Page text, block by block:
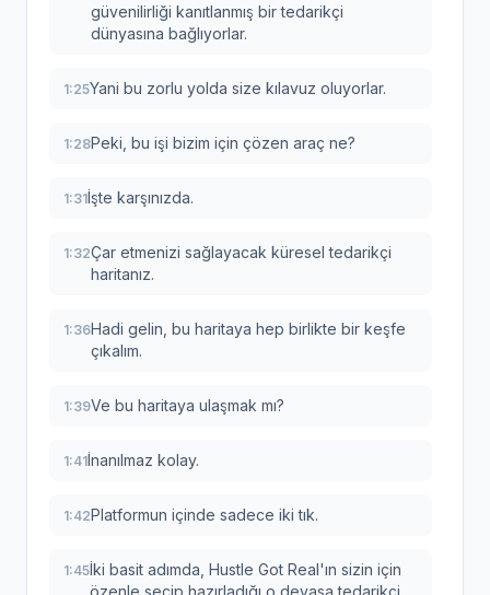
güvenilirliği kanıtlanmış bir tedarikçi
dünyasına bağlıyorlar.
1:25Yani bu zorlu yolda size kılavuz oluyorlar.
1:28Peki, bu işi bizim için çözen araç ne?
1:31İşte karşınızda.
1:32Çar etmenizi sağlayacak küresel tedarikçi
haritanız.
1:36Hadi gelin, bu haritaya hep birlikte bir keşfe
çıkalım.
1:39Ve bu haritaya ulaşmak mı?
1:41İnanılmaz kolay.
1:42Platformun içinde sadece iki tık.
1:45İki basit adımda, Hustle Got Real'ın sizin için
özenle seçip hazırladığı o devasa tedarikçi